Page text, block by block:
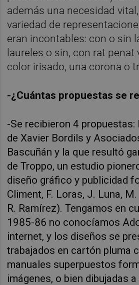
además una necesidad
variedad de
eran incontables: con o sin
laureles o sin, con rat penat
color irisado, una corona o
-¿Cuántas propuestas se
-Se recibieron 4 propuestas:
de Xavier Bordils y
Bascuñán y la que resultó
de Troppo, un estudio
diseño gráfico y publicidad
Climent, F. Loras, J. Luna,
R. Ramírez). Tengamos en
1985-86 no conocíamos
internet, y los diseños se
trabajados en cartón pluma
manuales superpuestos
imágenes, o bien dibujadas